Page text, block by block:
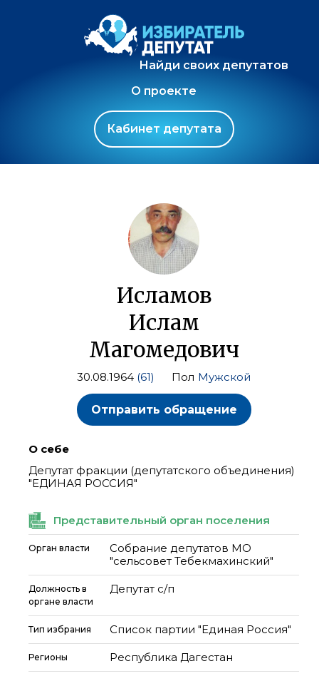
Найди своих депутатов
О проекте
Кабинет депутата
Исламов
Ислам
Магомедович
30.08.1964 (61) Пол Мужской
Отправить обращение
О себе
Депутат фракции (депутатского объединения)
"ЕДИНАЯ РОССИЯ"
Представительный орган поселения
Орган власти
Собрание депутатов МО
"сельсовет Тебекмахинский"
Должность в
органе власти
Депутат с/п
Тип избрания Список партии "Единая Россия"
Регионы Республика Дагестан